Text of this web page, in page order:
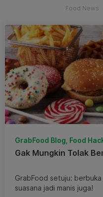
Food News
GrabFood Blog, Food
Gak Mungkin Tolak
GrabFood setuju:
suasana jadi manis juga!